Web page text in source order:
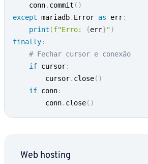
    conn
. commit ( )
except mariadb. Error as err:
print (f"Erro: {err}")
finally:
# Fechar cursor e conexão
if cursor:
        cursor
. close( )
if conn:
        conn
. close( )
Web hosting